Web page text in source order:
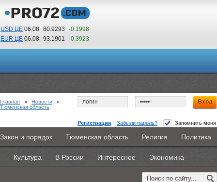
USD ЦБ 06.08 80.9293 -0.1998
EUR ЦБ 06.08 93.1901 -0.3923
21 23
По Гринвичу (GMT +5)
Регистрация Забыли пароль? Запомнить меня
Главная Новости Объявления КНИГИ ВестиNet
Каталоги 9PS Прочее
Закон и порядок Тюменская область Религия Политика
Культура В России Интересное Экономика
Главная » Новости »
Тюменская область
Тюменский Росреестр разъясняет действия
инспекторов ГЗН в случае выявления
нарушений земельного законодательства